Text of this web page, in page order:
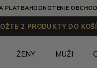
PLATBAHODNOTENIE
2 PRODUKTY DO
ŽENY MUŽI